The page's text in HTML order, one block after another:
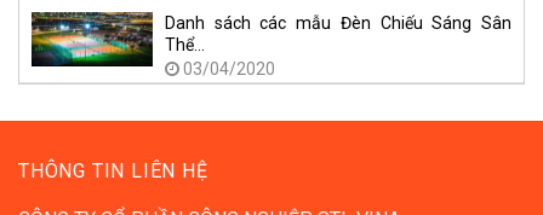
Danh sách các mẫu Đèn Chiếu Sáng Sân
Thể…
03/04/2020
THÔNG TIN LIÊN HỆ